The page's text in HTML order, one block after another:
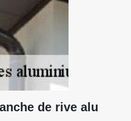
de rive alu